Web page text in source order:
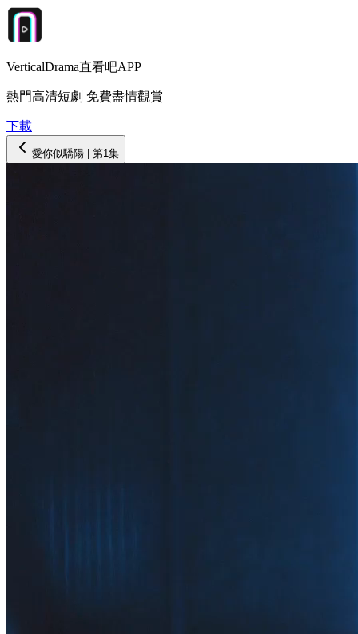
VerticalDrama直看吧APP
熱門高清短劇 免費盡情觀賞
下載
愛你似驕陽 | 第1集